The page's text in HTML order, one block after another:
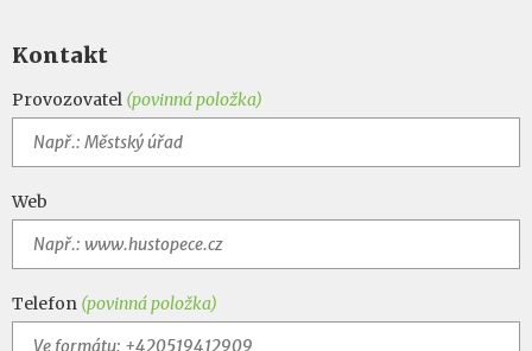
Kontakt
Provozovatel (povinná položka)
Web
Telefon (povinná položka)